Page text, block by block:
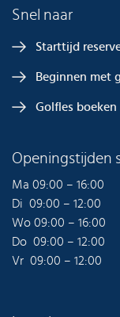
Snel naar
Starttijd
Beginnen met
Golfles boeken
Openingstijden
Ma 09:00 – 16:00
Di 09:00 – 12:00
Wo 09:00 – 16:00
Do 09:00 – 12:00
Vr 09:00 – 12:00